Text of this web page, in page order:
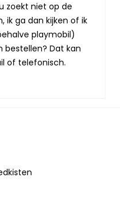
zoekt niet op de
ik ga dan kijken of ik
playmobil)
bestellen? Dat kan
of telefonisch.